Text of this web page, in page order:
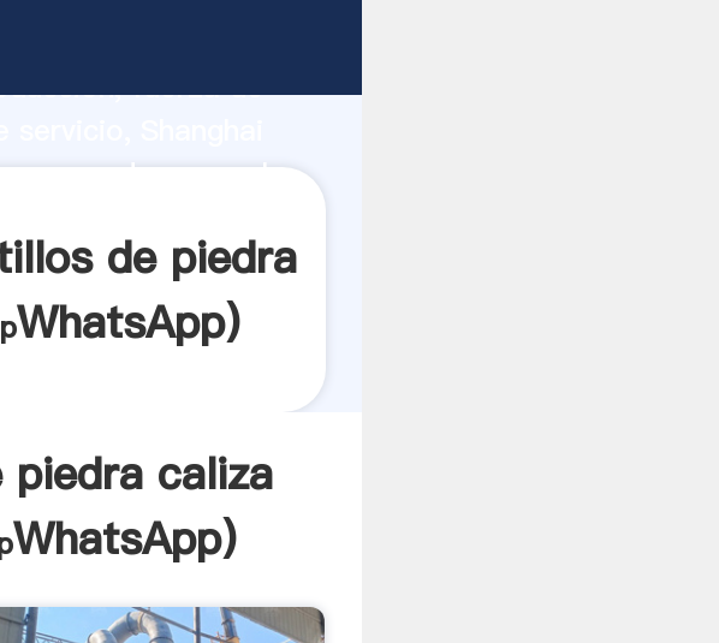
fuerza de
proveedor crea el
de piedra
WhatsApp)
caliza
WhatsApp)